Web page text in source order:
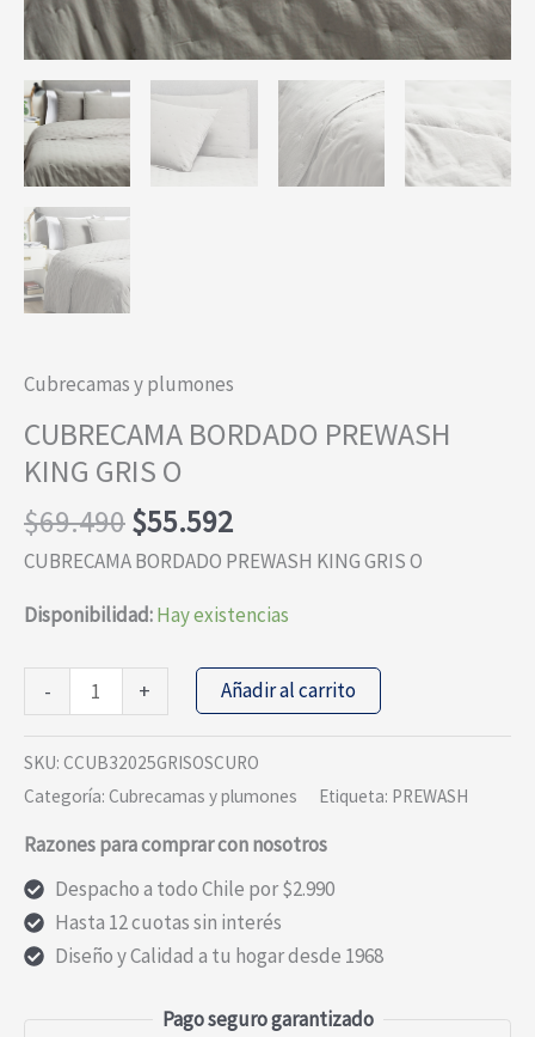
Cubrecamas y plumones
CUBRECAMA BORDADO PREWASH
KING GRIS O
$69.490El
precio
era:
$55.592El
precio
es:
CUBRECAMA BORDADO PREWASH KING GRIS O
Disponibilidad:Hay existencias
-
CUBRECAMA
BORDADO
PREWASH
KING
O
cantidad
+ Añadir al carrito
SKU: CCUB32025GRISOSCURO
Categoría: Cubrecamas y plumones Etiqueta: PREWASH
Razones para comprar con nosotros
Despacho a todo Chile por $2.990
Hasta 12 cuotas sin interés
Diseño y Calidad a tu hogar desde 1968
Pago seguro garantizado